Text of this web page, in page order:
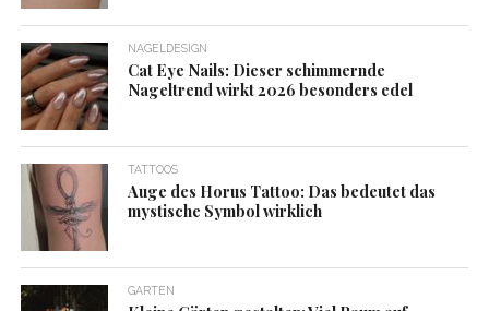
NAGELDESIGN
Cat Eye Nails: Dieser schimmernde
Nageltrend wirkt 2026 besonders edel
TATTOOS
Auge des Horus Tattoo: Das bedeutet das
mystische Symbol wirklich
GARTEN